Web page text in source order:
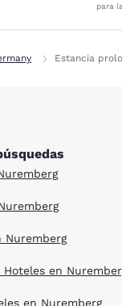
para
Estancia
Nuremberg
en
en Nuremberg